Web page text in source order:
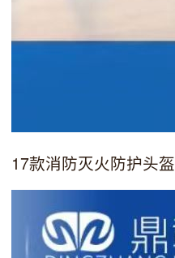
17款消防灭火防护头盔